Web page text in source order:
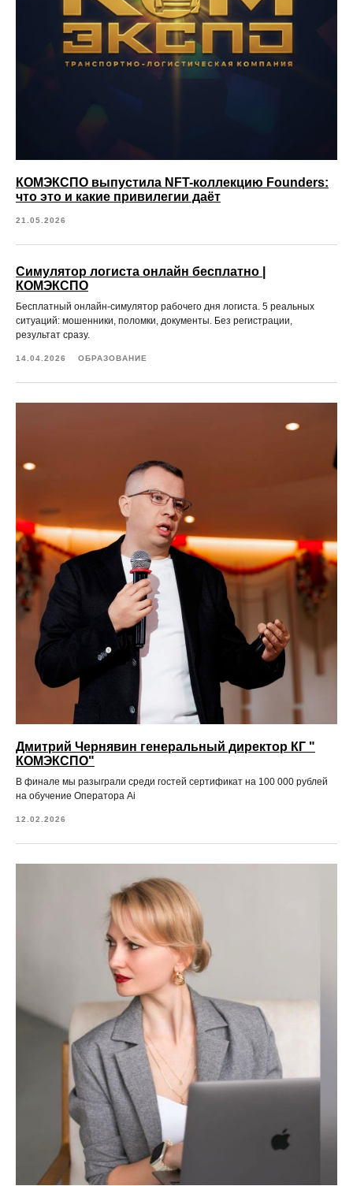
КОМЭКСПО выпустила NFT-коллекцию Founders:
что это и какие привилегии даёт
21.05.2026
Симулятор логиста онлайн бесплатно |
КОМЭКСПО
Бесплатный онлайн-симулятор рабочего дня логиста. 5 реальных
ситуаций: мошенники, поломки, документы. Без регистрации,
результат сразу.
14.04.2026 ОБРАЗОВАНИЕ
Дмитрий Чернявин генеральный директор КГ "
КОМЭКСПО"
В финале мы разыграли среди гостей сертификат на 100 000 рублей
на обучение Оператора Ai
12.02.2026